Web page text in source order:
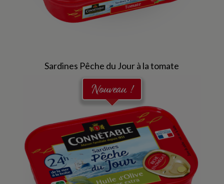
Sardines Pêche du Jour à la tomate
Nouveau !